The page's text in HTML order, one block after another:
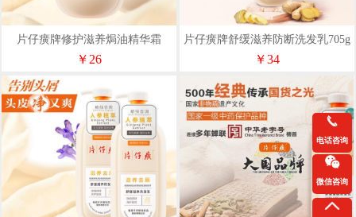
片仔癀牌修护滋养焗油精华霜
500ml
￥26
片仔癀牌舒缓滋养防断洗发乳705g
￥34
电话咨询
微信咨询